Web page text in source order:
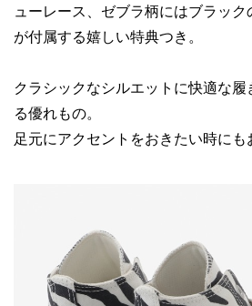
ューレース、ゼブラ柄にはブラッ
が付属する嬉しい特典つき。
クラシックなシルエットに快適な
る優れもの。
足元にアクセントをおきたい時にも